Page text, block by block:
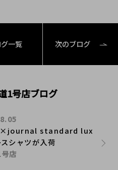
一覧 次のブログ
1号店ブログ
standard lux
シャツが入荷
店